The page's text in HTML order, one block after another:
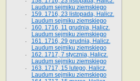
Laudum sejmiku ziemskiego
159. 1716, 23 listopada, Halicz.
Laudum sejmiku ziemskiego
160. 1716, 11 grudnia, Halicz.
Laudum sejmiku ziemskiego
161. 1716, 29 grudnia, Halicz.
Laudum sejmiku ziemskiego
162. 1717, 7 stycznia, Halicz.
Laudum sejmiku ziemskiego
163. 1717, 15 lutego, Halicz.
Laudum sejmiku ziemskiego